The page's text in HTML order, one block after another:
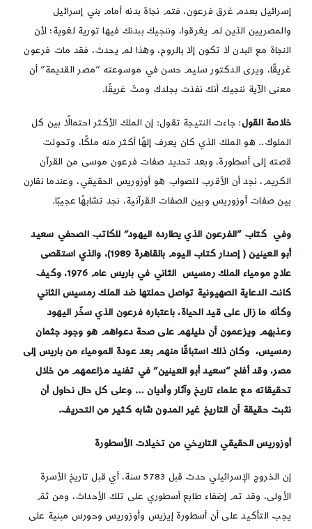
إسرائيل بعدم غرق فرعون، فتم نجاة بدنه أمام بني إسرائيل
والمصريين الذين لم يغرقوا، وننجيك ببدنك فيها تورية لغوية؛ لأن
النجاة مع البدن لا تكون إلا بالروح، وهذا لم يحدث، فقد مات فرعون
غريقًا، ويرى الدكتور سليم حسن في موسوعته “مصر القديمة” أن
معنى الآية ننجيك أنك نفذت بجلدك ومتّ غريقًا.
خلاصة القول: ﺟﺎءت النتيجة ﺗﻘﻮل: إن اﻟﻤﻠﻚ اﻷﻛﺜﺮ اﺣﺘﻤالًا بين ﻛﻞ
اﻟﻤﻠﻮك.. هو اﻟﻤﻠﻚ اﻟﺬي ﻛﺎن يعرف إلهًا أﻛﺜﺮ منه ﻣﻠﻜًﺎ، وتحولت
ﻗصته إلى أسطورة، وبعد تحديد صفات فرعون موسى من القرآن
الكريم، نجد أن الأقرب للصواب هو أوزوريس الحقيقي، وعندما نقارن
بين صفات أوزوريس وبين الصفات القرآنية، نجد تشابهًا عجيبًا.
وفي كتاب “الفرعون الذي يطارده اليهود” للكاتب الصحفي سعيد
أبو العينين ( إصدار كتاب اليوم بالقاهرة 1989)، والذي استقصى
علاج مومياء الملك رمسيس الثاني في باريس عام 1976، وكيف
كانت الدعاية الصهيونية تواصل حملتها ضد الملك رمسيس الثاني
وكأنه ما زال على قيد الحياة، باعتباره فرعون الذي سخّر اليهود
وعذبهم ويزعمون أن دليلهم على صحة دعواهم هو وجود جثمان
رمسيس، وكان ذلك استباقًا منهم بعد عودة المومياء من باريس إلى
مصر، وقد أفلح “سعيد أبو العينين” في تفنيد مزاعمهم من خلال
تحقيقاته مع علماء تاريخ وآثار وأديان … وعلى كل حال نحاول أن
نثبت حقيقة أن التاريخ غير المدون شابه كثير من التحريف.
أوزوريس الحقيقي التاريخي من تخيلات الأسطورة
إن الخروج الإسرائيلي حدث قبل 5783 سنة، أي قبل تاريخ الأسرة
الأولى، وقد تم إضفاء طابع أسطوري على تلك الأحداث، ومن ثمّ
يجب التأكيد على أن أﺳﻄﻮرة إيزيس وأوزوريس وحورس مبنية ﻋﻠﻰ